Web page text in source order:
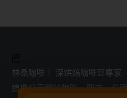
林桑咖啡｜ 深烘焙咖啡豆專家
這邊分享關於咖啡、開店、料